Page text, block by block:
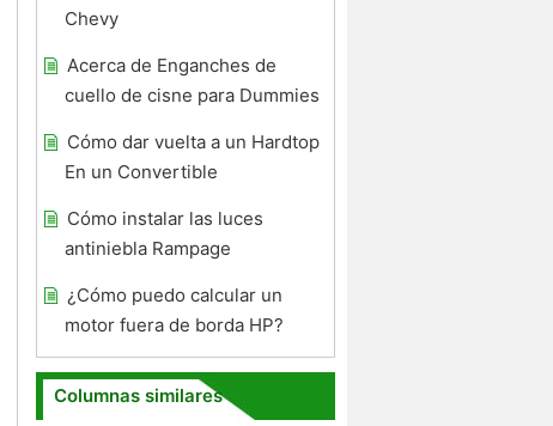
Chevy
Acerca de Enganches de
cuello de cisne para Dummies
Cómo dar vuelta a un Hardtop
En un Convertible
Cómo instalar las luces
antiniebla Rampage
¿Cómo puedo calcular un
motor fuera de borda HP?
Columnas similares